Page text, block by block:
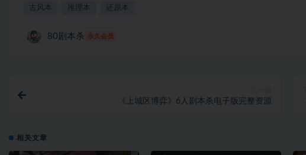
古风本 推理本 还原本
80剧本杀 永久会员
《上城区博弈》6人剧本杀电子版完整资源
相关文章